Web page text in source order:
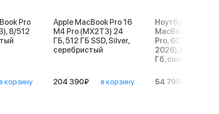
Pro
8/512
корзину
Apple MacBook Pro 16
M4 Pro (MX2T3) 24
ГБ, 512 ГБ SSD, Silver,
серебристый
204 390₽ в корзину
Ноутбук Apple
MacBook Neo 13"
Pro, 6C СPU/5С
2026), MHFF4,
Гб, синий индиго
54 790₽